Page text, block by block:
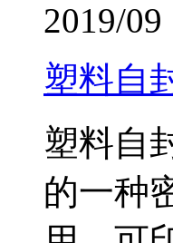
2019/09
塑料自
塑料自
的一种